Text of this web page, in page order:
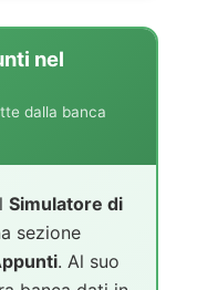
nel
dalla banca
Simulatore di
sezione
. Al suo